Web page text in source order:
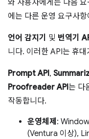
와 사용자에게는 다음
에는 다른 운영 요구사
언어 감지기 및 번역기
니다. 이러한 API는 휴
Prompt API,
Proofreader API는 다
작동합니다.
운영체제 :
(Ventura 이상),